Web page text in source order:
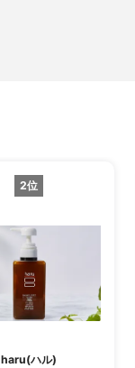
2位
haru(ハル)